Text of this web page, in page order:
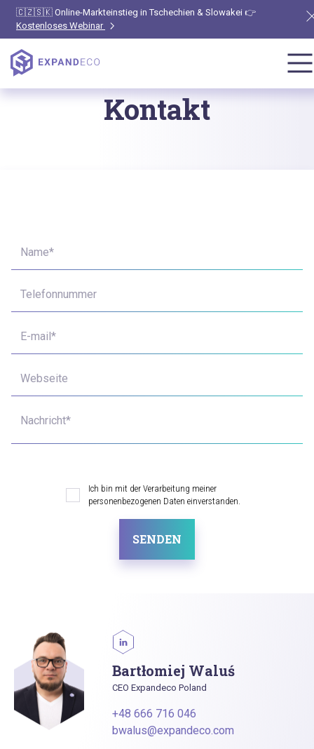
🇨🇿🇸🇰 Online-Markteinstieg in Tschechien & Slowakei 👉
Kostenloses Webinar
Kontakt
Name*
Telefonnummer
E-mail*
Webseite
Nachricht*
Ich bin mit der Verarbeitung meiner
personenbezogenen Daten einverstanden.
SENDEN
Bartłomiej Waluś
CEO Expandeco Poland
+48 666 716 046
bwalus@expandeco.com